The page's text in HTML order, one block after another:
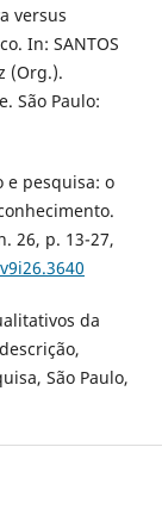
versus
In: SANTOS
(Org.).
São Paulo:
e pesquisa: o
26, p. 13-27,
da
São Paulo,